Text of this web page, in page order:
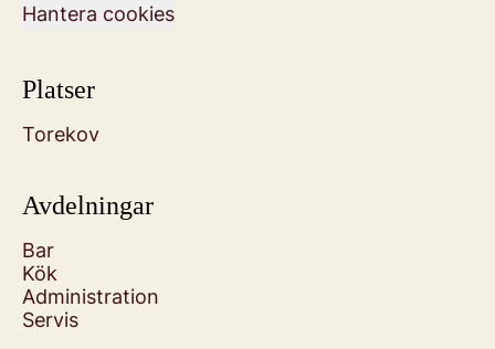
Hantera cookies
Platser
Torekov
Avdelningar
Bar
Kök
Administration
Servis